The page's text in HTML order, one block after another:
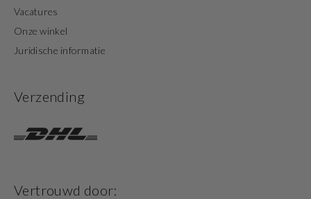
Vacatures
Onze winkel
Juridische informatie
Verzending
Vertrouwd door: